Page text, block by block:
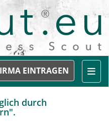
EINTRAGEN
durch